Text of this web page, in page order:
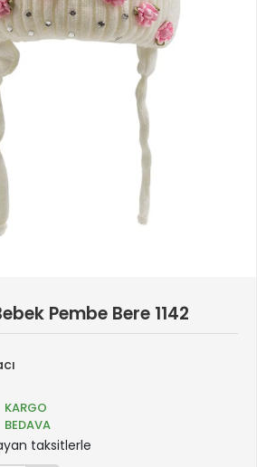
Pembe Bere 1142
KARGO
BEDAVA
taksitlerle